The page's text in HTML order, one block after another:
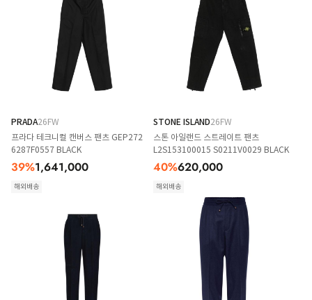
PRADA26FW
프라다 테크니컬 캔버스 팬츠 GEP272
6287F0557 BLACK
39%1,641,000
해외배송
STONE ISLAND26FW
스톤 아일랜드 스트레이트 팬츠
L2S153100015 S0211V0029 BLACK
40%620,000
해외배송